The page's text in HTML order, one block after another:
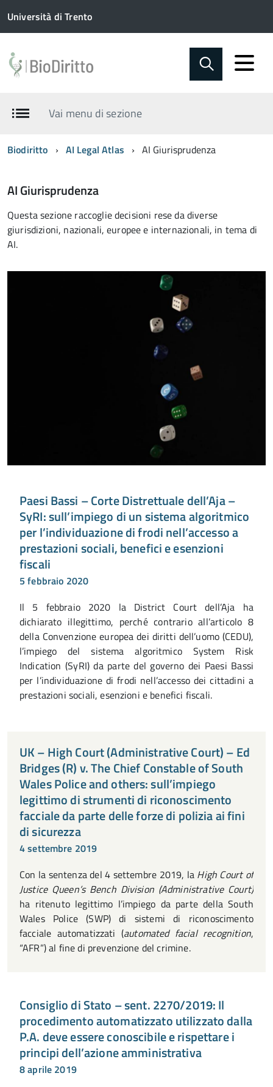
Università di Trento
Vai menu di sezione
Biodiritto AI Legal Atlas AI Giurisprudenza
AI Giurisprudenza
Questa sezione raccoglie decisioni rese da diverse
giurisdizioni, nazionali, europee e internazionali, in tema di
AI.
Paesi Bassi – Corte Distrettuale dell’Aja –
SyRI: sull’impiego di un sistema algoritmico
per l’individuazione di frodi nell’accesso a
prestazioni sociali, benefici e esenzioni
fiscali
5 febbraio 2020
Il 5 febbraio 2020 la District Court dell’Aja ha
dichiarato illegittimo, perché contrario all’articolo 8
della Convenzione europea dei diritti dell’uomo (CEDU),
l’impiego del sistema algoritmico System Risk
Indication (SyRI) da parte del governo dei Paesi Bassi
per l’individuazione di frodi nell’accesso dei cittadini a
prestazioni sociali, esenzioni e benefici fiscali.
UK – High Court (Administrative Court) – Ed
Bridges (R) v. The Chief Constable of South
Wales Police and others: sull’impiego
legittimo di strumenti di riconoscimento
facciale da parte delle forze di polizia ai fini
di sicurezza
4 settembre 2019
Con la sentenza del 4 settembre 2019, la High Court of
Justice Queen’s Bench Division (Administrative Court)
ha ritenuto legittimo l’impiego da parte della South
Wales Police (SWP) di sistemi di riconoscimento
facciale automatizzati (automated facial recognition,
“AFR”) al fine di prevenzione del crimine.
Consiglio di Stato – sent. 2270/2019: Il
procedimento automatizzato utilizzato dalla
P.A. deve essere conoscibile e rispettare i
principi dell’azione amministrativa
8 aprile 2019